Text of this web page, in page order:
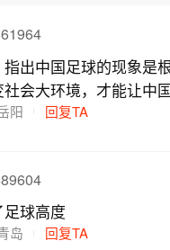
出中国足球的现象是
会大环境，才能让中
设性。可惜这种好报道
阳 回复TA
球高度
岛 回复TA